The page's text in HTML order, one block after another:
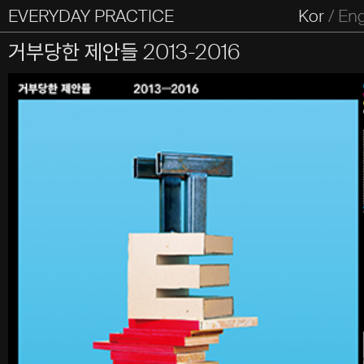
EVERYDAY PRACTICE
일상의실천 Kor/
All Types Graphic Editorial Website
거부당한 제안들 2013-2016